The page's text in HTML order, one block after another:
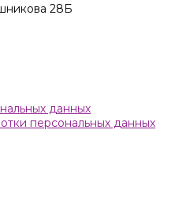
28Б
данных
персональных данных